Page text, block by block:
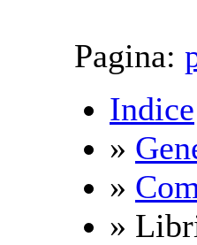
Pagina:
Indice
»
»
»